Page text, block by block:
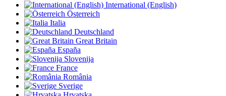
International (English)
Österreich
Italia
Deutschland
Great Britain
España
Slovenija
France
România
Sverige